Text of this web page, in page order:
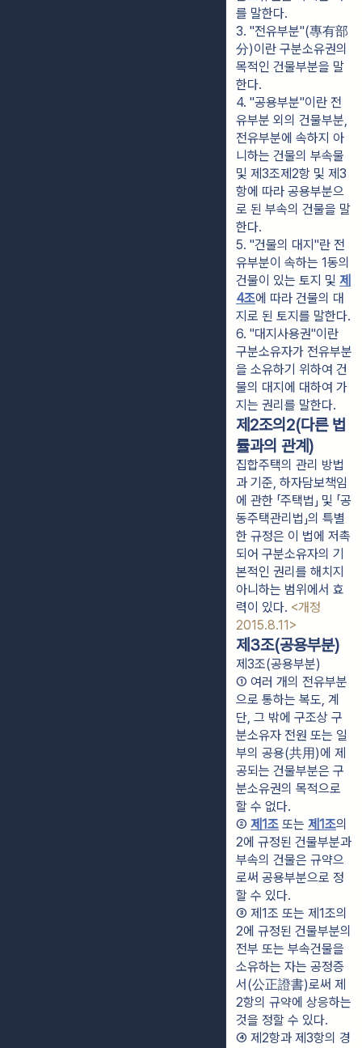
를 말한다.
3. "전유부분"(專有部
分)이란 구분소유권의
목적인 건물부분을 말
한다.
4. "공용부분"이란 전
유부분 외의 건물부분,
전유부분에 속하지 아
니하는 건물의 부속물
및 제3조제2항 및 제3
항에 따라 공용부분으
로 된 부속의 건물을 말
한다.
5. "건물의 대지"란 전
유부분이 속하는 1동의
건물이 있는 토지 및 제
4조에 따라 건물의 대
지로 된 토지를 말한다.
6. "대지사용권"이란
구분소유자가 전유부분
을 소유하기 위하여 건
물의 대지에 대하여 가
지는 권리를 말한다.
제2조의2(다른 법
률과의 관계)
집합주택의 관리 방법
과 기준, 하자담보책임
에 관한 「주택법」 및 「공
동주택관리법」의 특별
한 규정은 이 법에 저촉
되어 구분소유자의 기
본적인 권리를 해치지
아니하는 범위에서 효
력이 있다. <개정
2015.8.11>
제3조(공용부분)
제3조(공용부분)
① 여러 개의 전유부분
으로 통하는 복도, 계
단, 그 밖에 구조상 구
분소유자 전원 또는 일
부의 공용(共用)에 제
공되는 건물부분은 구
분소유권의 목적으로
할 수 없다.
② 제1조 또는 제1조의
2에 규정된 건물부분과
부속의 건물은 규약으
로써 공용부분으로 정
할 수 있다.
③ 제1조 또는 제1조의
2에 규정된 건물부분의
전부 또는 부속건물을
소유하는 자는 공정증
서(公正證書)로써 제
2항의 규약에 상응하는
것을 정할 수 있다.
④ 제2항과 제3항의 경